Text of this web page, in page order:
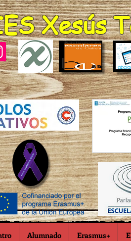
Xesús
Alumnado Erasmus+